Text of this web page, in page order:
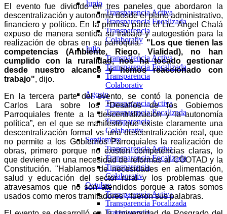
Junio
Transparencia Activa
Transparencia Focalizada
Transparencia
Colaborativ
Julio
Transparencia Activa
Transparencia Focalizada
Transparencia
Colaborativ
Agosto
Transparencia Activa
Transparencia Focalizada
Transparencia
Colaborativ
Septiembre
Transparencia Activa
Transparencia Focalizada
Transparencia
Colaborativ
Octubre
Transparencia Activa
Transparencia Focalizada
Transparencia
El evento fue dividido en tres paneles que abordaron la
descentralización y autonomía desde el plano administrativo,
financiero y político. En la primera parte el Lic. Angel Chalá
expuso de manera sentida su trabajo y autogestión para la
realización de obras en su parroquia. "Los que tienen las
competencias (Ambiente, Riego, Vialidad), no han
cumplido con la ruralidad, nos ha tocado gestionar
desde nuestro alcance y hemos reaccionado con
trabajo", dijo.
En la tercera parte del evento, se contó la ponencia de
Carlos Lara sobre los “Desafíos de los Gobiernos
Parroquiales frente a la descentralización y la autonomía
política”, en el que se manifestó que existe claramente una
descentralización formal vs una descentralización real, que
no permite a los Gobiernos Parroquiales la realización de
obras, primero porque no existen competencias claras, lo
que deviene en una necesidad de reformas al COOTAD y la
Constitución. "Hablamos de necesidades en alimentación,
salud y educación del sector rural y los problemas que
atravesamos que no son atendidos porque a ratos somos
usados como meros tramitadores", fueron sus palabras.